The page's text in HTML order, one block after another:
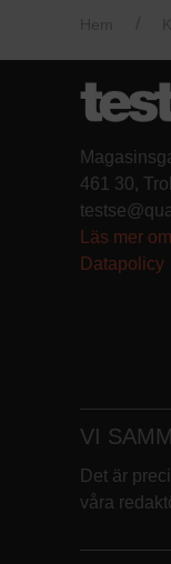
461 30,
Läs mer
Datapolicy
VI
Det är
våra